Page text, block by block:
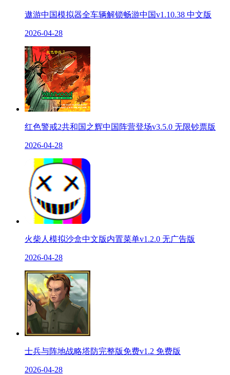
遨游中国模拟器全车辆解锁畅游中国v1.10.38 中文版
2026-04-28
红色警戒2共和国之辉中国阵营登场v3.5.0 无限钞票版
2026-04-28
火柴人模拟沙盒中文版内置菜单v1.2.0 无广告版
2026-04-28
士兵与阵地战略塔防完整版免费v1.2 免费版
2026-04-28